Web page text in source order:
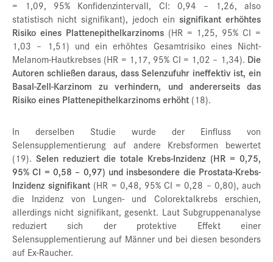
= 1,09, 95% Konfidenzintervall, CI: 0,94 – 1,26, also
statistisch nicht signifikant), jedoch ein signifikant erhöhtes
Risiko eines Plattenepithelkarzinoms(HR = 1,25, 95% CI =
1,03 – 1,51) und ein erhöhtes Gesamtrisiko eines Nicht-
Melanom-Hautkrebses (HR = 1,17, 95% CI = 1,02 – 1,34). Die
Autoren schließen daraus, dass Selenzufuhr ineffektiv ist, ein
Basal-Zell-Karzinom zu verhindern, und andererseits das
Risiko eines Plattenepithelkarzinoms erhöht (18).
In derselben Studie wurde der Einfluss von
Selensupplementierung auf andere Krebsformen bewertet
(19). Selen reduziert die totale Krebs-Inzidenz (HR = 0,75,
95% CI = 0,58 – 0,97) und insbesondere die Prostata-Krebs-
Inzidenz signifikant (HR = 0,48, 95% CI = 0,28 – 0,80), auch
die Inzidenz von Lungen- und Colorektalkrebs erschien,
allerdings nicht signifikant, gesenkt. Laut Subgruppenanalyse
reduziert sich der protektive Effekt einer
Selensupplementierung auf Männer und bei diesen besonders
auf Ex-Raucher.